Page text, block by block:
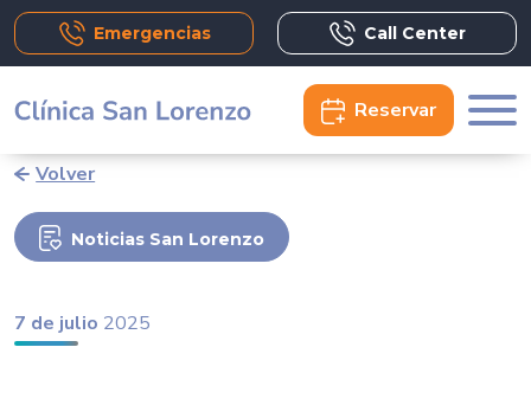
Emergencias Call Center
Reservar
Volver
Noticias San Lorenzo
7 de julio 2025